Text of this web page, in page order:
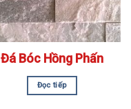
Đá Bóc Hồng Phấn
Đọc tiếp